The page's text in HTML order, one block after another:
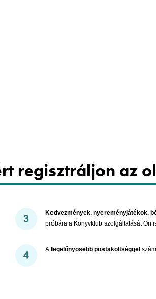
regisztráljon az
Kedvezmények, nyereményjátékok,
próbára a Könyvklub szolgáltatását Ön
A legelőnyösebb postaköltséggel